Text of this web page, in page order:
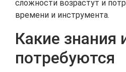
сложности возрастут и
времени и инструмента.
Какие знания
потребуются